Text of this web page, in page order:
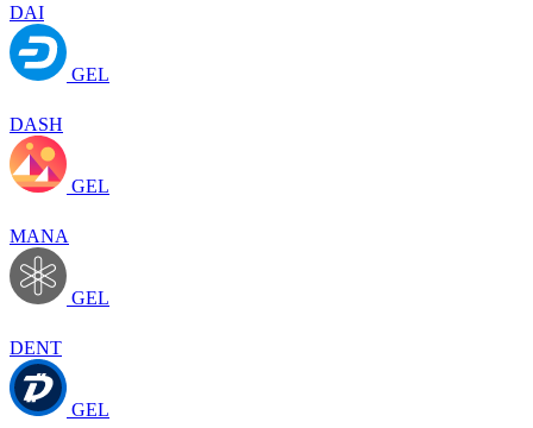
DAI
GEL
DASH
GEL
MANA
GEL
DENT
GEL